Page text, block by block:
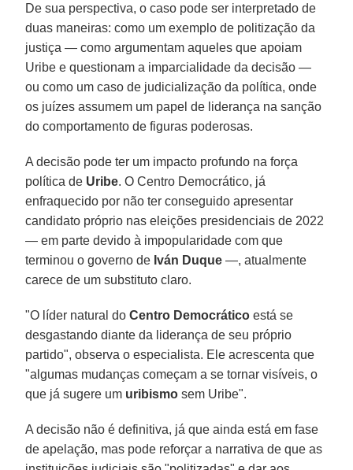
De sua perspectiva, o caso pode ser interpretado de
duas maneiras: como um exemplo de politização da
justiça — como argumentam aqueles que apoiam
Uribe e questionam a imparcialidade da decisão —
ou como um caso de judicialização da política, onde
os juízes assumem um papel de liderança na sanção
do comportamento de figuras poderosas.
A decisão pode ter um impacto profundo na força
política de Uribe. O Centro Democrático, já
enfraquecido por não ter conseguido apresentar
candidato próprio nas eleições presidenciais de 2022
— em parte devido à impopularidade com que
terminou o governo de Iván Duque —, atualmente
carece de um substituto claro.
"O líder natural doCentro Democrático está se
desgastando diante da liderança de seu próprio
partido", observa o especialista. Ele acrescenta que
"algumas mudanças começam a se tornar visíveis, o
que já sugere um uribismo sem Uribe".
A decisão não é definitiva, já que ainda está em fase
de apelação, mas pode reforçar a narrativa de que as